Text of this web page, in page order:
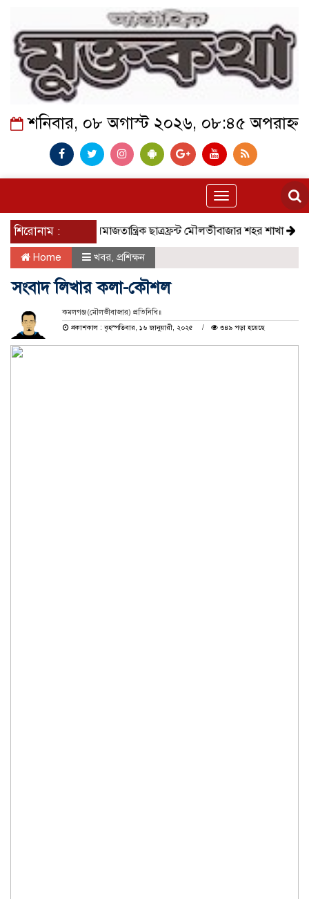
শনিবার, ০৮ অগাস্ট ২০২৬, ০৮:৪৫ অপরাহ্ন
Toggle
navigation
শিরোনাম : সমাজতান্ত্রিক ছাত্রফ্রন্ট মৌলভীবাজার শহর শাখা কেমন
Home খবর, প্রশিক্ষন
সংবাদ লিখার কলা-কৌশল
কমলগঞ্জ(মৌলভীবাজার) প্রতিনিধি॥
প্রকাশকাল : বৃহস্পতিবার, ১৬ জানুয়ারী, ২০২৫
৩৪৯ পড়া হয়েছে